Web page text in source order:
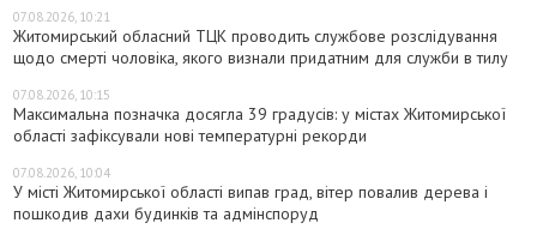
07.08.2026, 10:21
Житомирський обласний ТЦК проводить службове розслідування
щодо смерті чоловіка, якого визнали придатним для служби в тилу
07.08.2026, 10:15
Максимальна позначка досягла 39 градусів: у містах Житомирської
області зафіксували нові температурні рекорди
07.08.2026, 10:04
У місті Житомирської області випав град, вітер повалив дерева і
пошкодив дахи будинків та адмінспоруд